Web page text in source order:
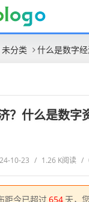
未分类 什么是数字经济？什
？什么是数字
10-23 / 1.26 K阅读 /
距今已超过 654 天，